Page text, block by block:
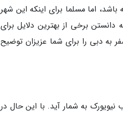
سفر به دبی وجود داشته باشد، اما مسلما برای اینکه این شهر
نخواهید داشت، بلکه دانستن برخی از بهترین دلایل برای
به دبی را برای شما عزیزان توضیح
به شمار آید. با این حال در